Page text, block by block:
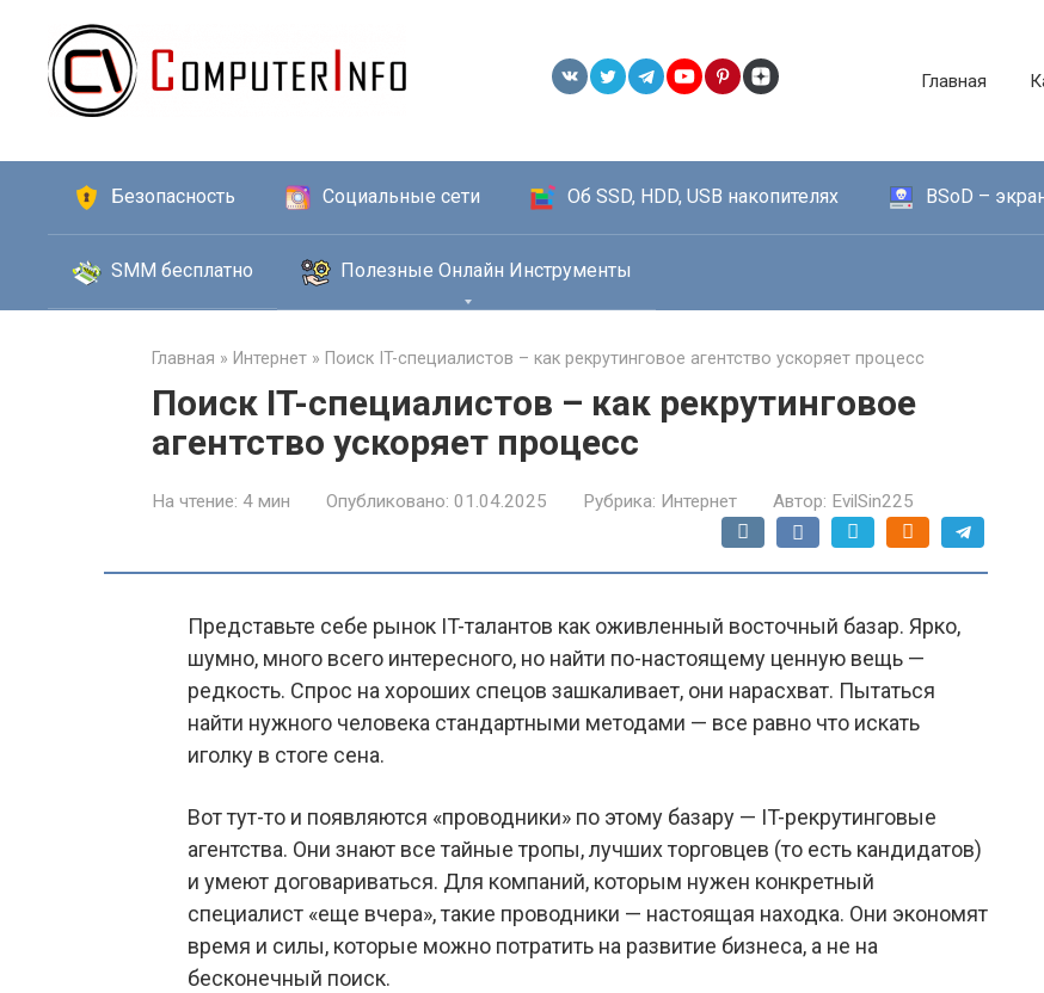
контенту
Главная
Безопасность Социальные сети Об SSD, HDD, USB накопителях BSoD –
SMM бесплатно Полезные Онлайн Инструменты
Главная » Интернет » Поиск IT-специалистов – как рекрутинговое агентство ускоряет процесс
Поиск IT-специалистов – как рекрутинговое
агентство ускоряет процесс
На чтение: 4 мин Опубликовано: 01.04.2025 Рубрика: Интернет Автор: EvilSin225
Представьте себе рынок IT-талантов как оживленный восточный базар. Ярко,
шумно, много всего интересного, но найти по-настоящему ценную вещь —
редкость. Спрос на хороших спецов зашкаливает, они нарасхват. Пытаться
найти нужного человека стандартными методами — все равно что искать
иголку в стоге сена.
Вот тут-то и появляются «проводники» по этому базару — IT-рекрутинговые
агентства. Они знают все тайные тропы, лучших торговцев (то есть кандидатов)
и умеют договариваться. Для компаний, которым нужен конкретный
специалист «еще вчера», такие проводники — настоящая находка. Они экономят
время и силы, которые можно потратить на развитие бизнеса, а не на
бесконечный поиск.